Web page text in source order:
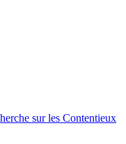
sur les Contentieux